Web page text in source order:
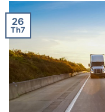
26
Th7